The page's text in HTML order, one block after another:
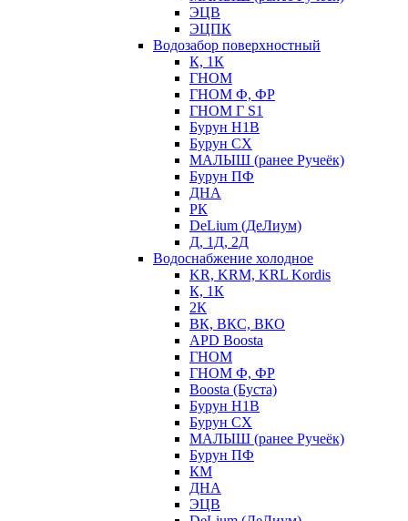
ЭЦВ
ЭЦПК
Водозабор поверхностный
К, 1К
ГНОМ
ГНОМ Ф, ФР
ГНОМ Г S1
Бурун Н1В
Бурун СХ
МАЛЫШ (ранее Ручеёк)
Бурун ПФ
ДНА
РК
DeLium (ДеЛиум)
Д, 1Д, 2Д
Водоснабжение холодное
KR, KRM, KRL Kordis
К, 1К
2К
ВК, ВКС, ВКО
APD Boosta
ГНОМ
ГНОМ Ф, ФР
Boosta (Буста)
Бурун Н1В
Бурун СХ
МАЛЫШ (ранее Ручеёк)
Бурун ПФ
КМ
ДНА
ЭЦВ